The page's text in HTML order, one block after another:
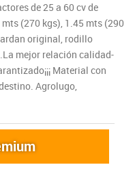
de 25 a 60 cv de
(270 kgs), 1.45 mts (290
original, rodillo
mejor relación calidad-
Material con
Agrolugo,